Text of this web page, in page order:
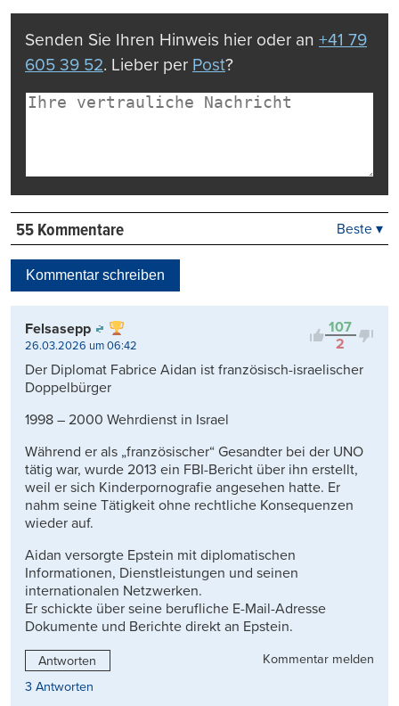
drucken
Senden Sie Ihren Hinweis hier oder an +41 79
605 39 52. Lieber per Post?
55 Kommentare
Kontrovers
Beste ▾
Kommentar schreiben
107
2
Felsasepp
26.03.2026 um 06:42
Der Diplomat Fabrice Aidan ist französisch-israelischer
Doppelbürger
1998 – 2000 Wehrdienst in Israel
Während er als „französischer“ Gesandter bei der UNO
tätig war, wurde 2013 ein FBI-Bericht über ihn erstellt,
weil er sich Kinderpornografie angesehen hatte. Er
nahm seine Tätigkeit ohne rechtliche Konsequenzen
wieder auf.
Aidan versorgte Epstein mit diplomatischen
Informationen, Dienstleistungen und seinen
internationalen Netzwerken.
Er schickte über seine berufliche E-Mail-Adresse
Dokumente und Berichte direkt an Epstein.
Antworten
Kommentar melden
3 Antworten